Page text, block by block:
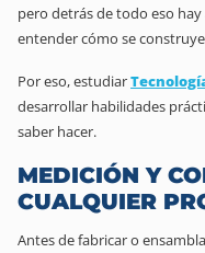
pero detrás de todo eso hay
entender cómo se
Por eso, estudiar
desarrollar habilidades
saber hacer.
MEDICIÓN Y
CUALQUIER
Antes de fabricar o